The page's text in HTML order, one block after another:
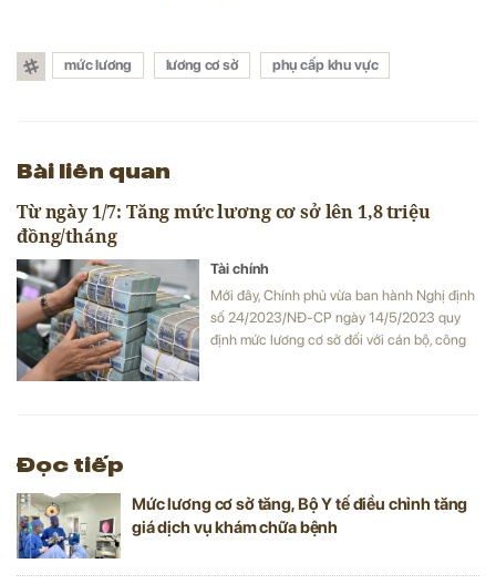
mức lương lương cơ sở phụ cấp khu vực
Bài liên quan
Từ ngày 1/7: Tăng mức lương cơ sở lên 1,8 triệu
đồng/tháng
Tài chính
Mới đây, Chính phủ vừa ban hành Nghị định
số 24/2023/NĐ-CP ngày 14/5/2023 quy
định mức lương cơ sở đối với cán bộ, công
Đọc tiếp
Mức lương cơ sở tăng, Bộ Y tế điều chỉnh tăng
giá dịch vụ khám chữa bệnh